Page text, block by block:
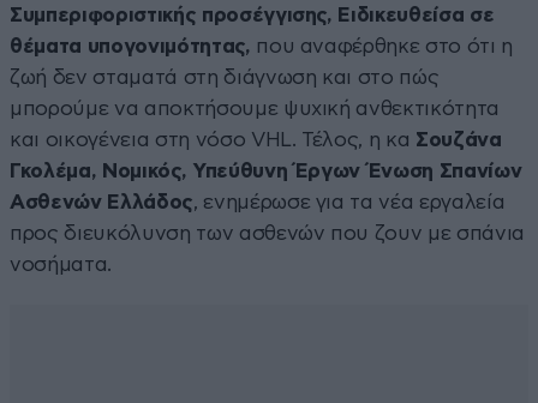
Συμπεριφοριστικής προσέγγισης, Ειδικευθείσα σε
θέματα υπογονιμότητας, που αναφέρθηκε στο ότι η
ζωή δεν σταματά στη διάγνωση και στο πώς
μπορούμε να αποκτήσουμε ψυχική ανθεκτικότητα
και οικογένεια στη νόσο VHL. Τέλος, η κα Σουζάνα
Γκολέμα, Νομικός, Υπεύθυνη Έργων Ένωση Σπανίων
Ασθενών Ελλάδος, ενημέρωσε για τα νέα εργαλεία
προς διευκόλυνση των ασθενών που ζουν με σπάνια
νοσήματα.